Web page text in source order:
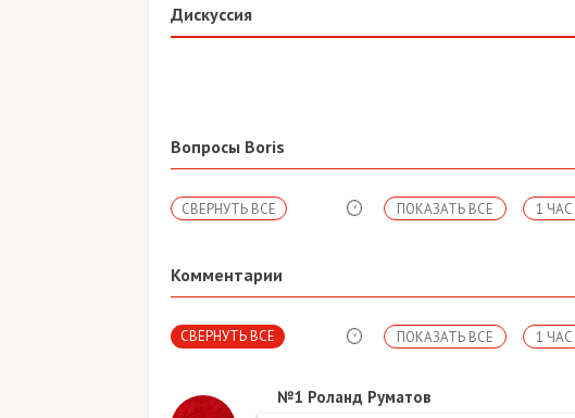
Дискуссия
Вопросы Boris
СВЕРНУТЬ ВСЕ 1 ЧАС
ПОКАЗАТЬ ВСЕ
Комментарии
СВЕРНУТЬ ВСЕ 1 ЧАС
ПОКАЗАТЬ ВСЕ
№1 Роланд Руматов